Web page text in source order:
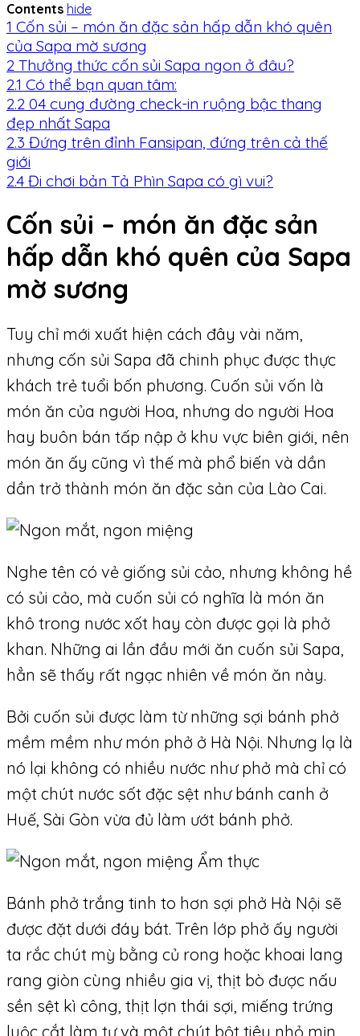
Contents hide
1 Cốn sủi – món ăn đặc sản hấp dẫn khó quên
của Sapa mờ sương
2 Thưởng thức cốn sủi Sapa ngon ở đâu?
2.1 Có thể bạn quan tâm:
2.2 04 cung đường check-in ruộng bậc thang
đẹp nhất Sapa
2.3 Đứng trên đỉnh Fansipan, đứng trên cả thế
giới
2.4 Đi chơi bản Tả Phìn Sapa có gì vui?
Cốn sủi – món ăn đặc sản
hấp dẫn khó quên của Sapa
mờ sương
Tuy chỉ mới xuất hiện cách đây vài năm,
nhưng cốn sủi Sapa đã chinh phục được thực
khách trẻ tuổi bốn phương. Cuốn sủi vốn là
món ăn của người Hoa, nhưng do người Hoa
hay buôn bán tấp nập ở khu vực biên giới, nên
món ăn ấy cũng vì thế mà phổ biến và dần
dần trở thành món ăn đặc sản của Lào Cai.
Nghe tên có vẻ giống sủi cảo, nhưng không hề
có sủi cảo, mà cuốn sủi có nghĩa là món ăn
khô trong nước xốt hay còn được gọi là phở
khan. Những ai lần đầu mới ăn cuốn sủi Sapa,
hẳn sẽ thấy rất ngạc nhiên về món ăn này.
Bởi cuốn sủi được làm từ những sợi bánh phở
mềm mềm như món phở ở Hà Nội. Nhưng lạ là
nó lại không có nhiều nước như phở mà chỉ có
một chút nước sốt đặc sệt như bánh canh ở
Huế, Sài Gòn vừa đủ làm ướt bánh phở.
Bánh phở trắng tinh to hơn sợi phở Hà Nội sẽ
được đặt dưới đáy bát. Trên lớp phở ấy người
ta rắc chút mỳ bằng củ rong hoặc khoai lang
rang giòn cùng nhiều gia vị, thịt bò được nấu
sền sệt kì công, thịt lợn thái sợi, miếng trứng
luộc cắt làm tư và một chút bột tiêu nhỏ mịn,